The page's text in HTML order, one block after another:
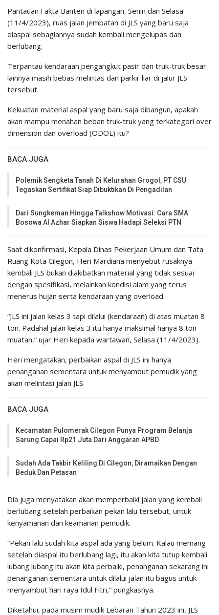
Pantauan Fakta Banten di lapangan, Senin dan Selasa
(11/4/2023), ruas jalan jembatan di JLS yang baru saja
diaspal sebagiannya sudah kembali mengelupas dan
berlubang.
Terpantau kendaraan pengangkut pasir dan truk-truk besar
lainnya masih bebas melintas dan parkir liar di jalur JLS
tersebut.
Kekuatan material aspal yang baru saja dibangun, apakah
akan mampu menahan beban truk-truk yang terkategori over
dimension dan overload (ODOL) itu?
BACA JUGA
Polemik Sengketa Tanah Di Kelurahan Grogol, PT CSU
Tegaskan Sertifikat Siap Dibuktikan Di Pengadilan
Dari Sungkeman Hingga Talkshow Motivasi: Cara SMA
Bosowa Al Azhar Siapkan Siswa Hadapi Seleksi PTN
Saat dikonfirmasi, Kepala Dinas Pekerjaan Umum dan Tata
Ruang Kota Cilegon, Heri Mardiana menyebut rusaknya
kembali JLS bukan diakibatkan material yang tidak sesuai
dengan spesifikasi, melainkan kondisi alam yang terus
menerus hujan serta kendaraan yang overload.
“JLS ini jalan kelas 3 tapi dilalui (kendaraan) di atas muatan 8
ton. Padahal jalan kelas 3 itu hanya maksimal hanya 8 ton
muatan,” ujar Heri kepada wartawan, Selasa (11/4/2023).
Heri mengatakan, perbaikan aspal di JLS ini hanya
penanganan sementara untuk menyambut pemudik yang
akan melintasi jalan JLS.
BACA JUGA
Kecamatan Pulomerak Cilegon Punya Program Belanja
Sarung Capai Rp21 Juta Dari Anggaran APBD
Sudah Ada Takbir Keliling Di Cilegon, Diramaikan Dengan
Beduk Dan Petasan
Dia juga menyatakan akan memperbaiki jalan yang kembali
berlubang setelah perbaikan pekan lalu tersebut, untuk
kenyamanan dan keamanan pemudik.
“Pekan lalu sudah kita aspal ada yang belum. Kalau memang
setelah diaspal itu berlubang lagi, itu akan kita tutup kembali
lubang lubang itu akan kita perbaiki, penanganan sekarang ini
penanganan sementara untuk dilalui jalan itu bagus untuk
menyambut hari raya Idul Fitri,” pungkasnya.
Diketahui, pada musim mudik Lebaran Tahun 2023 ini, JLS